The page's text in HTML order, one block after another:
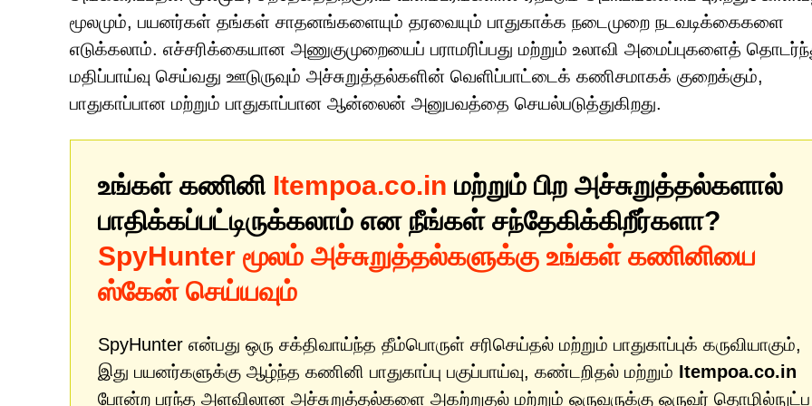
மூலமும், பயனர்கள் தங்கள் சாதனங்களையும் தரவையும் பாதுகாக்க நடைமுறை நடவடிக்கைகளை
எடுக்கலாம். எச்சரிக்கையான அணுகுமுறையைப் பராமரிப்பது மற்றும் உலாவி அமைப்புகளைத்
மதிப்பாய்வு செய்வது ஊடுருவும் அச்சுறுத்தல்களின் வெளிப்பாட்டைக் கணிசமாகக் குறைக்கும்,
பாதுகாப்பான மற்றும் பாதுகாப்பான ஆன்லைன் அனுபவத்தை செயல்படுத்துகிறது.
உங்கள் கணினி Itempoa.co.in மற்றும் பிற அச்சுறுத்தல்களால்
பாதிக்கப்பட்டிருக்கலாம் என நீங்கள் சந்தேகிக்கிறீர்களா?
SpyHunter மூலம் அச்சுறுத்தல்களுக்கு உங்கள் கணினியை
ஸ்கேன் செய்யவும்
SpyHunter என்பது ஒரு சக்திவாய்ந்த தீம்பொருள் சரிசெய்தல் மற்றும் பாதுகாப்புக் கருவியாகும்,
இது பயனர்களுக்கு ஆழ்ந்த கணினி பாதுகாப்பு பகுப்பாய்வு, கண்டறிதல் மற்றும் Itempoa.co.in
போன்ற பரந்த அளவிலான அச்சுறுத்தல்களை அகற்றுதல் மற்றும் ஒருவருக்கு ஒருவர் தொழில்நுட்ப